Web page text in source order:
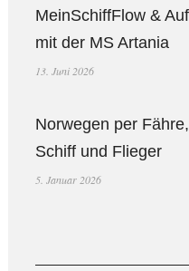
MeinSchiffFlow &
mit der MS Artania
13. Juni 2026
Norwegen per
Schiff und Flieger
5. Januar 2026